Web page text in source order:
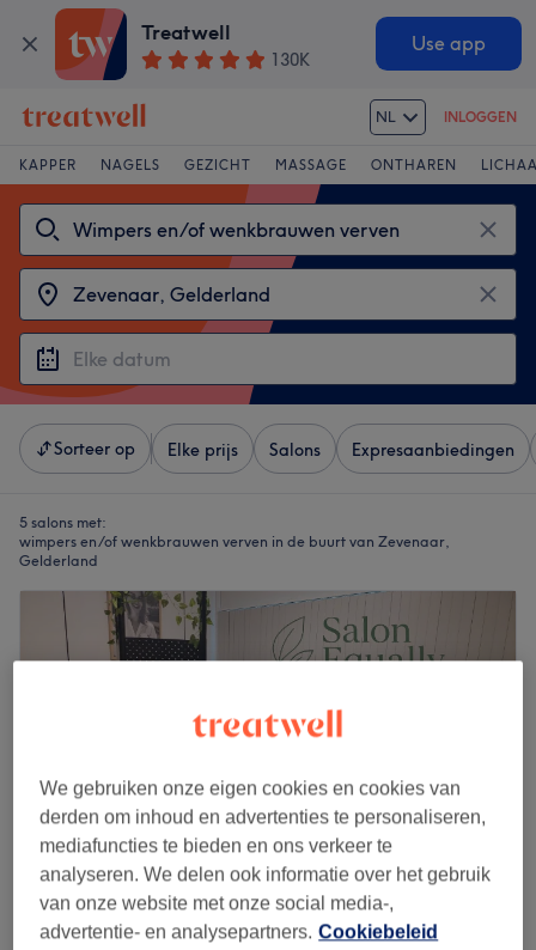
Treatwell
130K
Use app
NL INLOGGEN
KAPPER NAGELS GEZICHT MASSAGE ONTHAREN
Sorteer op Elke prijs Salons Expresaanbiedingen
5 salons met:
wimpers en/of wenkbrauwen verven in de buurt van Zevenaar,
Gelderland
Salon Equally (deze boekingsagenda is voor
We gebruiken onze eigen cookies en cookies van
derden om inhoud en advertenties te personaliseren,
mediafuncties te bieden en ons verkeer te
analyseren. We delen ook informatie over het gebruik
van onze website met onze social media-,
advertentie- en analysepartners. Cookiebeleid